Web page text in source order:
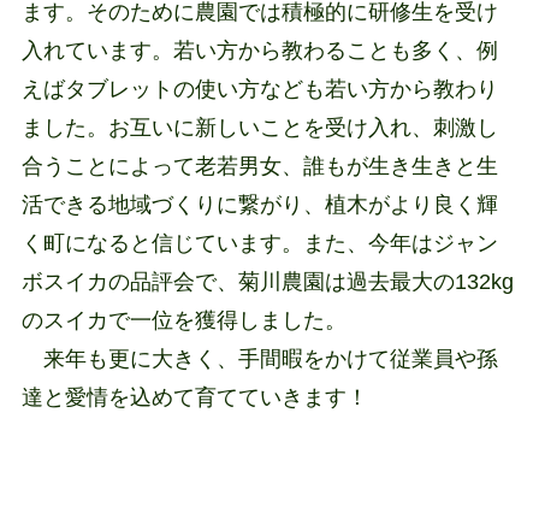
ます。そのために農園では積極的に研修生を受け
入れています。若い方から教わることも多く、例
えばタブレットの使い方なども若い方から教わり
ました。お互いに新しいことを受け入れ、刺激し
合うことによって老若男女、誰もが生き生きと生
活できる地域づくりに繋がり、植木がより良く輝
く町になると信じています。また、今年はジャン
ボスイカの品評会で、菊川農園は過去最大の132kg
のスイカで一位を獲得しました。
来年も更に大きく、手間暇をかけて従業員や孫
達と愛情を込めて育てていきます！